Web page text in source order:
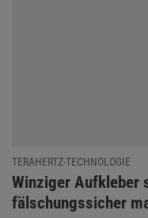
TERAHERTZ-TECHNOLOGIE
:
Winziger Aufkleber
fälschungssicher